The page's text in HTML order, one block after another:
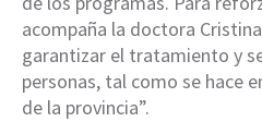
acompaña la doctora
garantizar el tratamiento y
personas, tal como se hace
de la provincia”.